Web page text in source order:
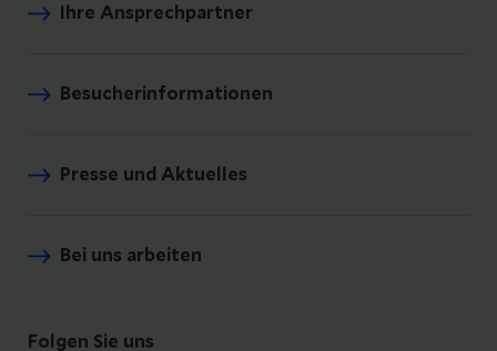
Ihre Ansprechpartner
Besucherinformationen
Presse und Aktuelles
Bei uns arbeiten
Folgen Sie uns